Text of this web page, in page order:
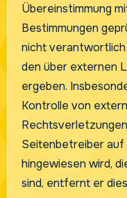
Übereinstimmung
Bestimmungen
nicht verantwortlich
den über externen
ergeben.
Kontrolle von
Seitenbetreiber auf
hingewiesen wird,
sind, entfernt er